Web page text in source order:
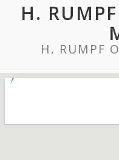
H.
H. RUMPF